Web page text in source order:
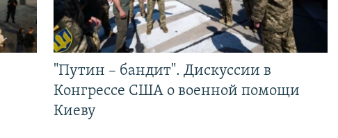
"Путин – бандит". Дискуссии в
Конгрессе США о военной помощи
Киеву